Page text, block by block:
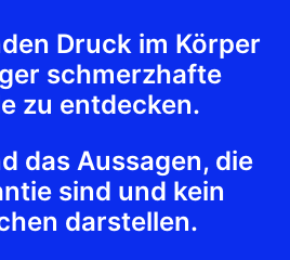
Druck im Körper
schmerzhafte
zu entdecken.
das Aussagen, die
sind und kein
darstellen.